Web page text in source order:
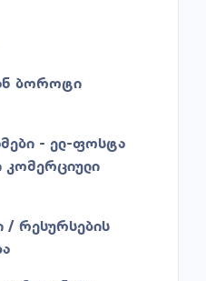
ბოროტი
- ელ-ფოსტა
კომერციული
/ რესურსების